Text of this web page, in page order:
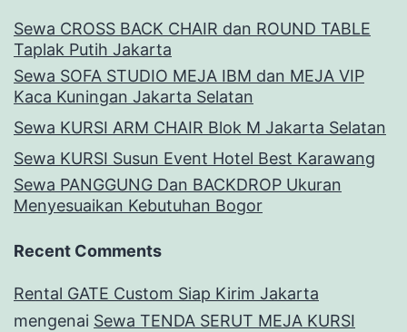
Sewa CROSS BACK CHAIR dan ROUND TABLE
Taplak Putih Jakarta
Sewa SOFA STUDIO MEJA IBM dan MEJA VIP
Kaca Kuningan Jakarta Selatan
Sewa KURSI ARM CHAIR Blok M Jakarta Selatan
Sewa KURSI Susun Event Hotel Best Karawang
Sewa PANGGUNG Dan BACKDROP Ukuran
Menyesuaikan Kebutuhan Bogor
Recent Comments
Rental GATE Custom Siap Kirim Jakarta
mengenai Sewa TENDA SERUT MEJA KURSI